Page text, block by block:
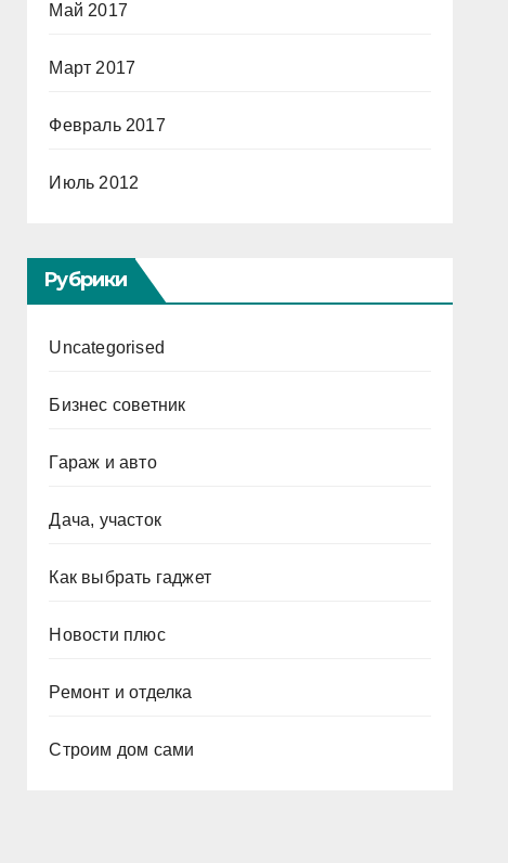
Май 2017
Март 2017
Февраль 2017
Июль 2012
Рубрики
Uncategorised
Бизнес советник
Гараж и авто
Дача, участок
Как выбрать гаджет
Новости плюс
Ремонт и отделка
Строим дом сами